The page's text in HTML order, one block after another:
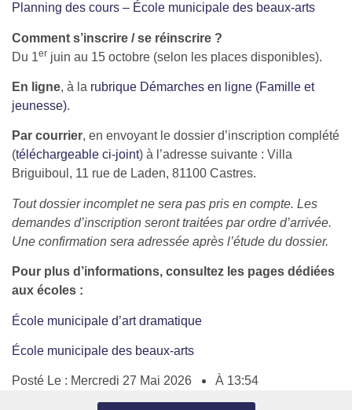
Planning des cours – École municipale des beaux-arts
Comment s’inscrire / se réinscrire ?
Du 1er juin au 15 octobre (selon les places disponibles).
En ligne, à la rubrique Démarches en ligne (Famille et
jeunesse).
Par courrier, en envoyant le dossier d’inscription complété
(téléchargeable ci-joint) à l’adresse suivante : Villa
Briguiboul, 11 rue de Laden, 81100 Castres.
Tout dossier incomplet ne sera pas pris en compte. Les
demandes d’inscription seront traitées par ordre d’arrivée.
Une confirmation sera adressée après l’étude du dossier.
Pour plus d’informations, consultez les pages dédiées
aux écoles :
École municipale d’art dramatique
École municipale des beaux-arts
Posté Le : Mercredi 27 Mai 2026 À 13:54